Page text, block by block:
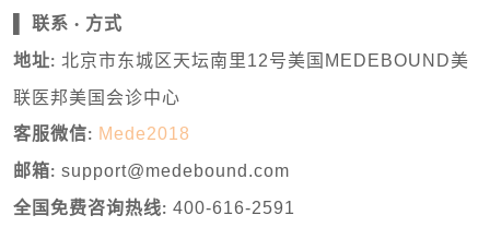
▌ 联系 · 方式
地址: 北京市东城区天坛南里12号美国MEDEBOUND美
联医邦美国会诊中心
客服微信: Mede2018
邮箱: support@medebound.com
全国免费咨询热线: 400-616-2591